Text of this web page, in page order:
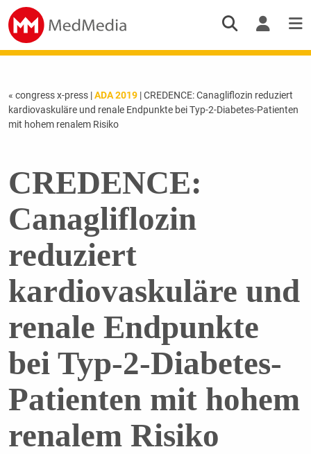
« congress x-press |ADA 2019| CREDENCE: Canagliflozin reduziert
kardiovaskuläre und renale Endpunkte bei Typ-2-Diabetes-Patienten
mit hohem renalem Risiko
CREDENCE:
Canagliflozin
reduziert
kardiovaskuläre und
renale Endpunkte
bei Typ-2-Diabetes-
Patienten mit hohem
renalem Risiko